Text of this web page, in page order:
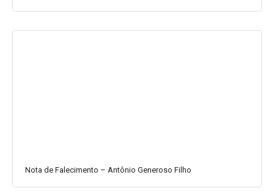
Nota de Falecimento – Antônio Generoso Filho